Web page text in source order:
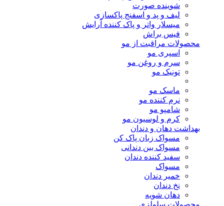
شوینده صورت
لیف و پد و اسفنج پاکسازی
میسلار واتر و پاک کننده آرایش
فیس براش
محصولات مراقبت از مو
اسپری مو
سرم و روغن مو
تونیک مو
ماسک مو
نرم کننده مو
شامپو مو
کرم و لوسیون مو
بهداشت دهان و دندان
مسواک زبان پاک کن
مسواک بین دندانی
سفید کننده دندان
مسواک
خمیر دندان
نخ دندان
دهان شویه
محصولات سلولزی